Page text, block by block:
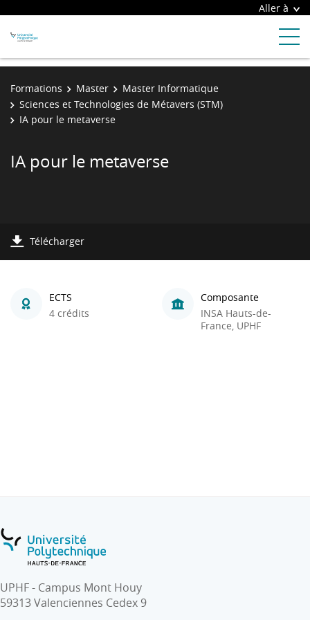
Aller à
Formations Master
Master Informatique
Sciences et Technologies de Métavers (STM)
IA pour le metaverse
IA pour le metaverse
Télécharger
ECTS
4 crédits
Composante
INSA Hauts-de-
France, UPHF
UPHF - Campus Mont Houy
59313 Valenciennes Cedex 9